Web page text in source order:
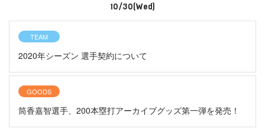
10/30(Wed)
TEAM
2020年シーズン 選手契約について
GOODS
筒香嘉智選手、200本塁打アーカイブグッズ第一弾を発売！